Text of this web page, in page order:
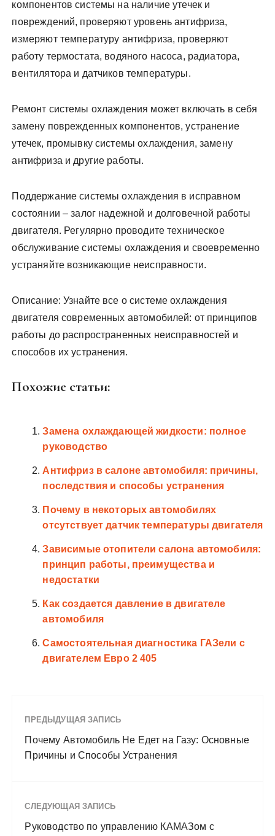
компонентов системы на наличие утечек и
повреждений, проверяют уровень антифриза,
измеряют температуру антифриза, проверяют
работу термостата, водяного насоса, радиатора,
вентилятора и датчиков температуры.
Ремонт системы охлаждения может включать в себя
замену поврежденных компонентов, устранение
утечек, промывку системы охлаждения, замену
антифриза и другие работы.
Поддержание системы охлаждения в исправном
состоянии – залог надежной и долговечной работы
двигателя. Регулярно проводите техническое
обслуживание системы охлаждения и своевременно
устраняйте возникающие неисправности.
Описание: Узнайте все о системе охлаждения
двигателя современных автомобилей: от принципов
работы до распространенных неисправностей и
способов их устранения.
Похожие статьи:
Замена охлаждающей жидкости: полное
руководство
Антифриз в салоне автомобиля: причины,
последствия и способы устранения
Почему в некоторых автомобилях
отсутствует датчик температуры двигателя
Зависимые отопители салона автомобиля:
принцип работы, преимущества и
недостатки
Как создается давление в двигателе
автомобиля
Самостоятельная диагностика ГАЗели с
двигателем Евро 2 405
ПРЕДЫДУЩАЯ ЗАПИСЬ
Почему Автомобиль Не Едет на Газу: Основные
Причины и Способы Устранения
СЛЕДУЮЩАЯ ЗАПИСЬ
Руководство по управлению КАМАЗом с